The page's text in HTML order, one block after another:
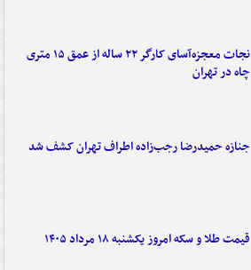
نجات معجزه‌آسای کارگر ۲۲ ساله از عمق ۱۵ متری
چاه در تهران
جنازه حمیدرضا رجب‌زاده اطراف تهران کشف شد
قیمت طلا و سکه امروز یکشنبه ۱۸ مرداد ۱۴۰۵